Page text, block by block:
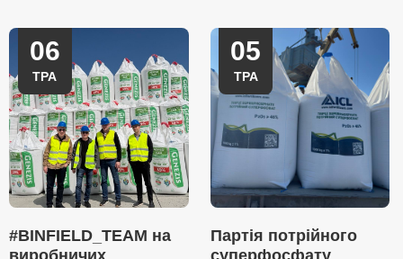
06
ТРА
#BINFIELD_TEAM на
виробничих
05
ТРА
Партія потрійного
суперфосфату